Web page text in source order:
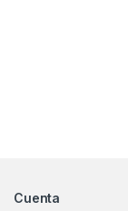
Cuenta